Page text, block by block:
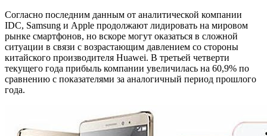
Согласно последним данным от аналитической компании
IDC, Samsung и Apple продолжают лидировать на мировом
рынке смартфонов, но вскоре могут оказаться в сложной
ситуации в связи с возрастающим давлением со стороны
китайского производителя Huawei. В третьей четверти
текущего года прибыль компании увеличилась на 60,9% по
сравнению с показателями за аналогичный период прошлого
года.